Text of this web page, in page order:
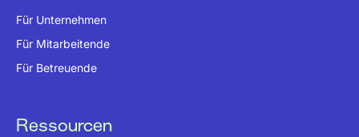
Für Unternehmen
Für Mitarbeitende
Für Betreuende
Ressourcen